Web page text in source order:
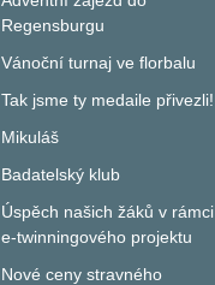
Regensburgu
Vánoční turnaj ve florbalu
Tak jsme ty medaile přivezli!
Mikuláš
Badatelský klub
Úspěch našich žáků v rámci
e-twinningového projektu
Nové ceny stravného